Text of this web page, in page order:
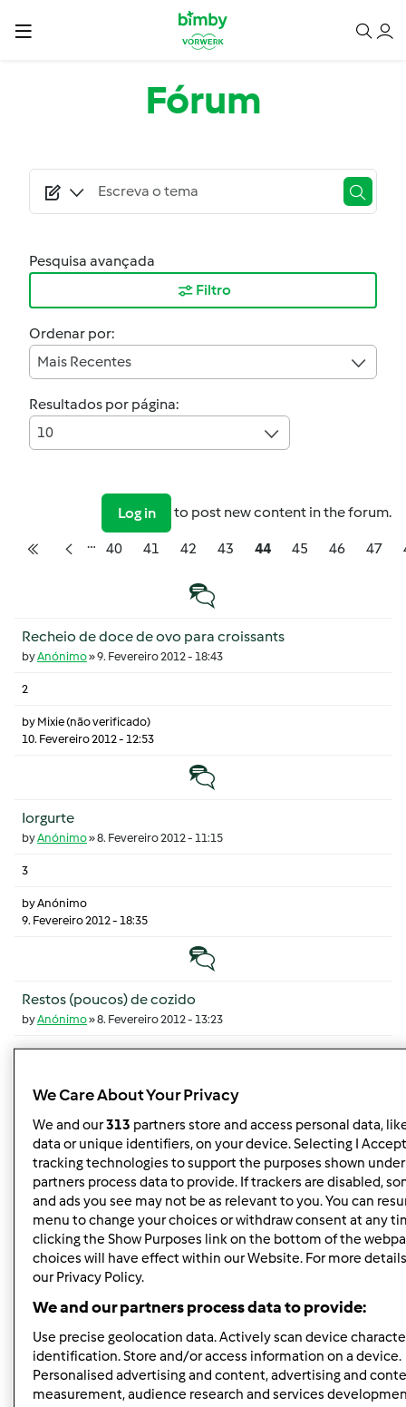
Passar para o conteúdo principal
Fórum
Pesquisa avançada
Filtro
Ordenar por:
Mais Recentes
Resultados por página:
10
Log in to post new content in the forum.
Pagination
Primeira página
Página anterior
… Página
40 Página
41 Página
42 Página
43 Página
44 Página
45 Página
46 47
Tópico normal
Recheio de doce de ovo para croissants
byAnónimo»9. Fevereiro 2012 - 18:43
2
by Mixie (não verificado)
10. Fevereiro 2012 - 12:53
Tópico normal
Iorgurte
byAnónimo»8. Fevereiro 2012 - 11:15
3
byAnónimo
9. Fevereiro 2012 - 18:35
Tópico normal
Restos (poucos) de cozido
byAnónimo»8. Fevereiro 2012 - 13:23
4
9. Fevereiro 2012 - 10:27
Tópico normal
Delegação em Sintra
byinca»6. Fevereiro 2012 - 12:02
byinca
6. Fevereiro 2012 - 14:27
Tópico normal
Pudim de ovos das clarissas de coimbra
by Anónimo»24. Janeiro 2012 - 19:58
We Care About Your Privacy
We and our313 partners store and access personal data,
data or unique identifiers, on your device. Selecting I
tracking technologies to support the purposes shown
partners process data to provide. If trackers are disabled,
and ads you see may not be as relevant to you. You can
menu to change your choices or withdraw consent at any
clicking the Show Purposes link on the bottom of the
choices will have effect within our Website. For more
our Privacy Policy.
We and our partners process data to provide:
Use precise geolocation data. Actively scan device
identification. Store and/or access information on a device.
Personalised advertising and content, advertising and
measurement, audience research and services